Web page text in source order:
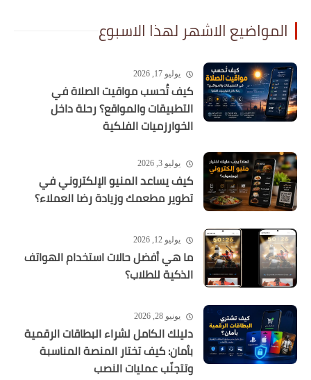
المواضيع الاشهر لهذا الاسبوع
يوليو 17, 2026
كيف تُحسب مواقيت الصلاة في
التطبيقات والمواقع؟ رحلة داخل
الخوارزميات الفلكية
يوليو 3, 2026
كيف يساعد المنيو الإلكتروني في
تطوير مطعمك وزيادة رضا العملاء؟
يوليو 12, 2026
ما هي أفضل حالات استخدام الهواتف
الذكية للطلاب؟
يونيو 28, 2026
دليلك الكامل لشراء البطاقات الرقمية
بأمان: كيف تختار المنصة المناسبة
وتتجنّب عمليات النصب